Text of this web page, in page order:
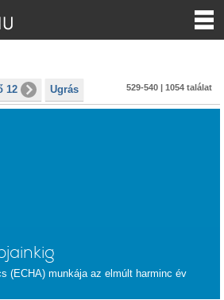
12 Ugrás 529-540 | 1054 találat
(ECHA) munkája az elmúlt harminc év